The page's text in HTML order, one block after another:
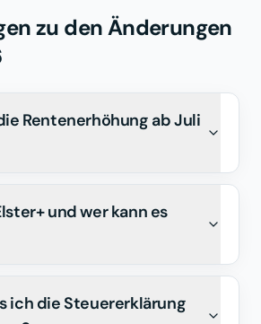
zu den Änderungen
Rentenerhöhung ab Juli
und wer kann es
ich die Steuererklärung